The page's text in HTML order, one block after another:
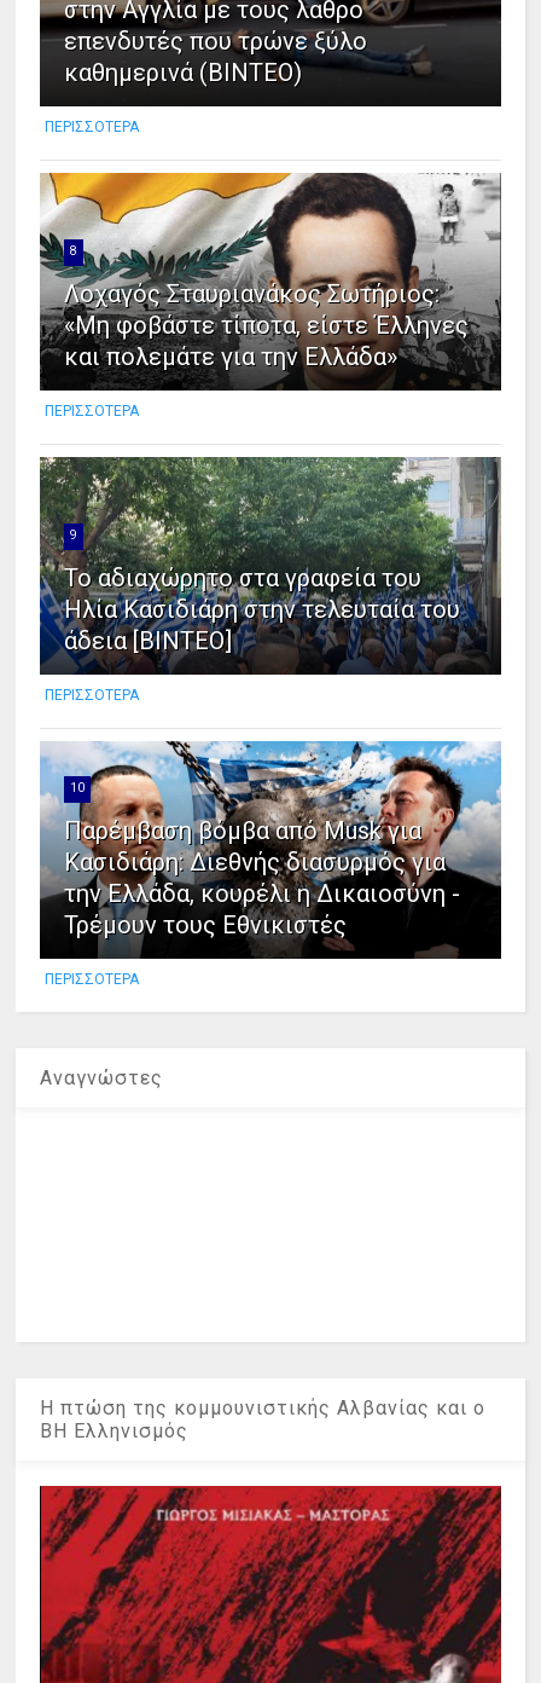
στην Αγγλία με τους λαθρο
επενδυτές που τρώνε ξύλο
καθημερινά (ΒΙΝΤΕΟ)
ΠΕΡΙΣΣΟΤΕΡΑ
8
Λοχαγός Σταυριανάκος Σωτήριος:
«Μη φοβάστε τίποτα, είστε Έλληνες
και πολεμάτε για την Ελλάδα»
ΠΕΡΙΣΣΟΤΕΡΑ
9
Το αδιαχώρητο στα γραφεία του
Ηλία Κασιδιάρη στην τελευταία του
άδεια [ΒΙΝΤΕΟ]
ΠΕΡΙΣΣΟΤΕΡΑ
10
Παρέμβαση βόμβα από Musk για
Κασιδιάρη: Διεθνής διασυρμός για
την Ελλάδα, κουρέλι η Δικαιοσύνη -
Τρέμουν τους Εθνικιστές
ΠΕΡΙΣΣΟΤΕΡΑ
Αναγνώστες
Η πτώση της κομμουνιστικής Αλβανίας και ο
ΒΗ Ελληνισμός